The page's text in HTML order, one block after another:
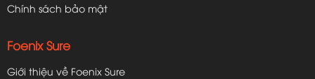
Chính sách bảo mật
Foenix Sure
Giới thiệu về Foenix Sure